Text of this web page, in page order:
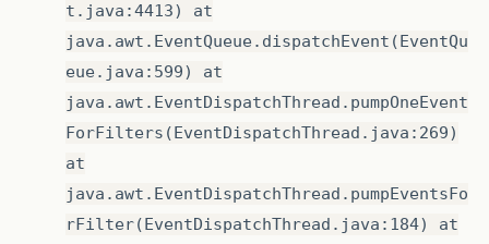
t.java:4413) at
java.awt.EventQueue.dispatchEvent(EventQu
eue.java:599) at
java.awt.EventDispatchThread.pumpOneEvent
ForFilters(EventDispatchThread.java:269)
at
java.awt.EventDispatchThread.pumpEventsFo
rFilter(EventDispatchThread.java:184) at